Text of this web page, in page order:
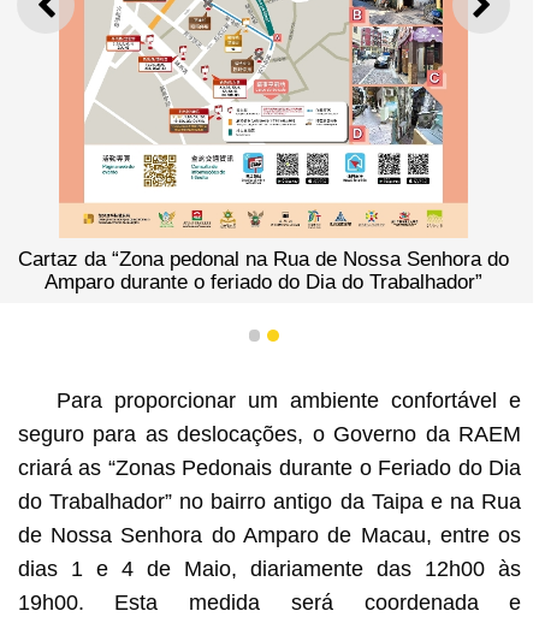
ANTERIOR
Cartaz da “Zona pedonal na Rua de Nossa Senhora do
Amparo durante o feriado do Dia do Trabalhador”
1 2
Para proporcionar um ambiente confortável e
seguro para as deslocações, o Governo da RAEM
criará as “Zonas Pedonais durante o Feriado do Dia
do Trabalhador” no bairro antigo da Taipa e na Rua
de Nossa Senhora do Amparo de Macau, entre os
dias 1 e 4 de Maio, diariamente das 12h00 às
19h00. Esta medida será coordenada e